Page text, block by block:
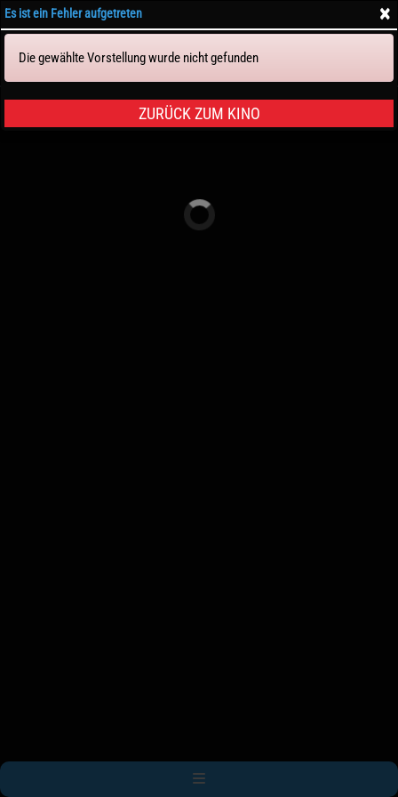
Tickets & Sitze
×
Es ist ein Fehler aufgetreten
Die gewählte Vorstellung wurde nicht gefunden
ZURÜCK ZUM KINO